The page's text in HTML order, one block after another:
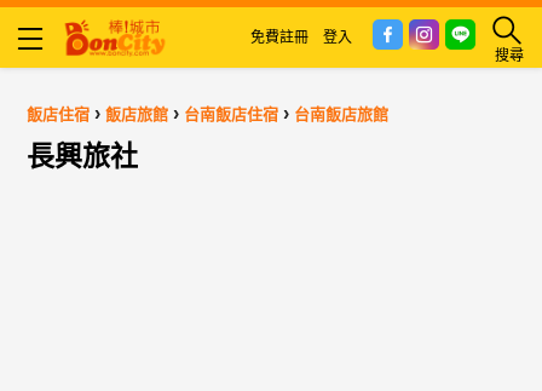
搜尋
免費註冊 登入
飯店住宿 ›飯店旅館 › 台南飯店住宿 › 台南飯店旅館
長興旅社